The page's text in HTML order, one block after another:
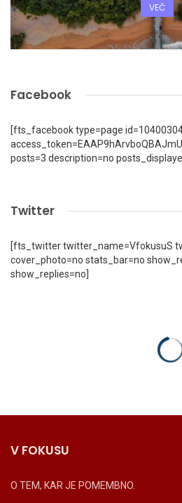
VEČ
Facebook
[fts_facebook type=page
posts=3 description=no
Twitter
[fts_twitter twitter_name=VfokusuS
cover_photo=no stats_bar=no
show_replies=no]
V FOKUSU
O TEM, KAR JE POMEMBNO.